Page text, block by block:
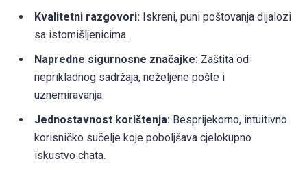
Kvalitetni razgovori: Iskreni, puni poštovanja dijalozi
sa istomišljenicima.
Napredne sigurnosne značajke: Zaštita od
neprikladnog sadržaja, neželjene pošte i
uznemiravanja.
Jednostavnost korištenja: Besprijekorno, intuitivno
korisničko sučelje koje poboljšava cjelokupno
iskustvo chata.